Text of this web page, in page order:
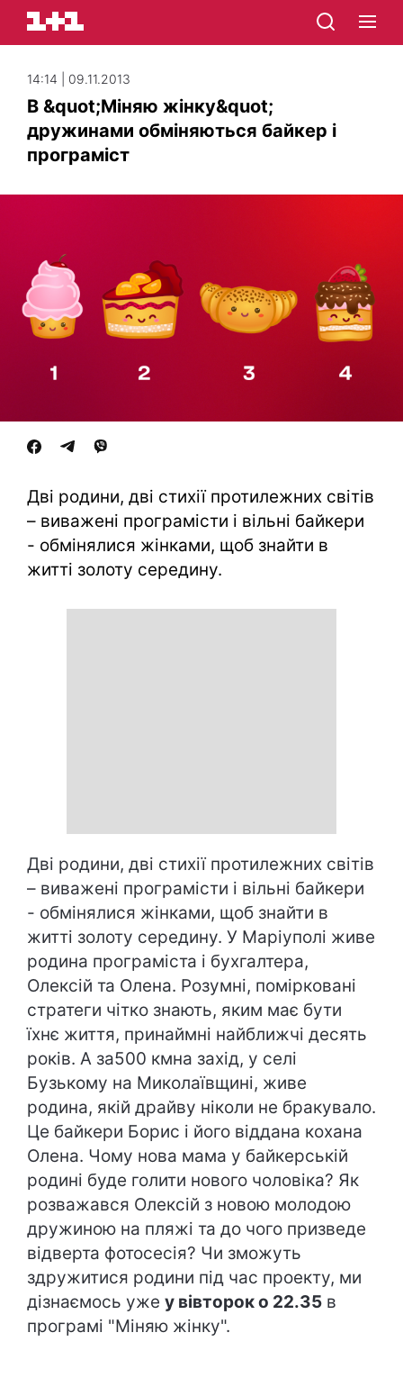
14:14 | 09.11.2013
В &quot;Міняю жінку&quot;
дружинами обміняються байкер і
програміст
Дві родини, дві стихії протилежних світів
– виважені програмісти і вільні байкери
- обмінялися жінками, щоб знайти в
житті золоту середину.
Дві родини, дві стихії протилежних світів
– виважені програмісти і вільні байкери
- обмінялися жінками, щоб знайти в
житті золоту середину. У Маріуполі живе
родина програміста і бухгалтера,
Олексій та Олена. Розумні, помірковані
стратеги чітко знають, яким має бути
їхнє життя, принаймні найближчі десять
років. А за500 кмна захід, у селі
Бузькому на Миколаївщині, живе
родина, якій драйву ніколи не бракувало.
Це байкери Борис і його віддана кохана
Олена. Чому нова мама у байкерській
родині буде голити нового чоловіка? Як
розважався Олексій з новою молодою
дружиною на пляжі та до чого призведе
відверта фотосесія? Чи зможуть
здружитися родини під час проекту, ми
дізнаємось уже у вівторок о 22.35 в
програмі "Міняю жінку".